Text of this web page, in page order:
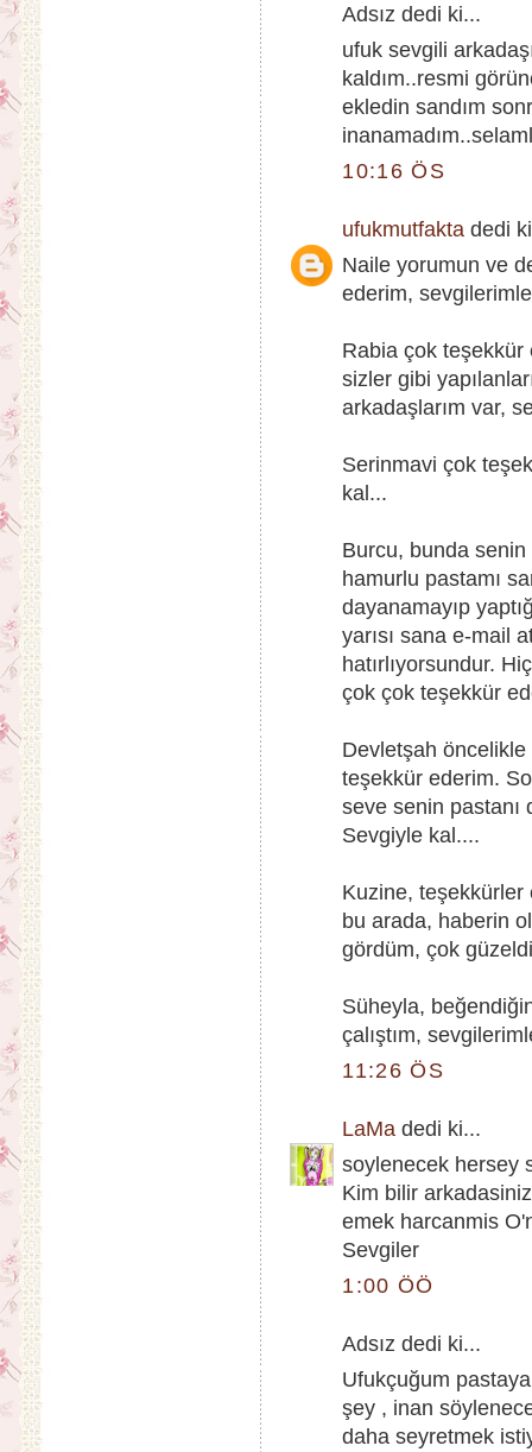
Adsız dedi ki...
ufuk sevgili
kaldım..resmi
ekledin sandım
10:16 ÖS
ufukmutfakta dedi
Naile yorumun ve
ederim,
Rabia çok teşekkür
sizler gibi
arkadaşlarım var,
Serinmavi çok
kal...
Burcu, bunda
hamurlu pastamı
dayanamayıp
yarısı sana e-mail
hatırlıyorsundur.
çok çok teşekkür
Devletşah öncelikle
teşekkür ederim.
seve senin pastanı
Sevgiyle kal....
Kuzine, teşekkürler
bu arada, haberin
gördüm, çok
Süheyla,
çalıştım,
11:26 ÖS
LaMa dedi ki...
soylenecek hersey
Kim bilir
emek harcanmis
Sevgiler
1:00 ÖÖ
Adsız dedi ki...
Ufukçuğum
şey , inan
daha seyretmek